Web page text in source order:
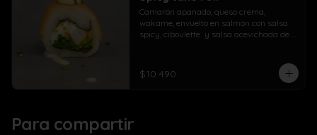
Camarón apanado, queso crema,
wakame, envuelto en salmón con salsa
spicy, ciboulette  y salsa acevichada de
$10.490
Para compartir